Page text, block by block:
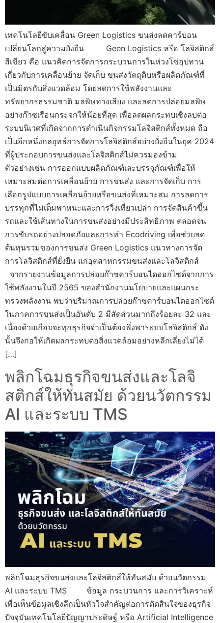
เทคโนโลยีขับเคลื่อน Green Logistics ขนส่งลดคาร์บอน
เปลี่ยนโลกสู่ความยั่งยืน Geen Logistics หรือ โลจิสติกส์
สีเขียว คือ แนวคิดการจัดการกระบวนการในห่วงโซ่อุปทาน
เกี่ยวกับการเคลื่อนย้าย จัดเก็บ ขนส่งวัตถุดิบหรือผลิตภัณฑ์ที่
เป็นมิตรกับสิ่งแวดล้อม โดยลดการใช้พลังงานและ
ทรัพยากรธรรมชาติ มลพิษทางเสียง และลดการปล่อยมลพิษ
อย่างก๊าซเรือนกระจกให้น้อยที่สุด เพื่อลดผลกระทบเชิงลบต่อ
ระบบนิเวศที่เกิดจากการดำเนินกิจกรรมโลจิสติกส์ทั้งหมด ถือ
เป็นอีกหนึ่งกลยุทธ์การจัดการโลจิสติกส์อย่างยั่งยืนในยุค 2024
ที่ผู้ประกอบการขนส่งและโลจิสติกส์ไม่ควรมองข้าม
ตัวอย่างเช่น การออกแบบผลิตภัณฑ์เละบรรจุภัณฑ์เพื่อให้
เหมาะสมต่อการเคลื่อนย้าย การขนส่ง และการจัดเก็บ การ
เลือกรูปแบบการเคลื่อนย้ายหรือขนส่งที่เหมาะสม การลดการ
บรรทุกที่ไม่เต็มพาหนะและการวิ่งเที่ยวเปล่า การจัดสินค้าขึ้น
รถและใช้เส้นทางในการขนส่งอย่างมีประสิทธิภาพ ตลอดจน
การขับรถอย่างปลอดภัยและการทำ Ecodriving เพื่อช่วยลด
ต้นทุนรวมของการขนส่ง Green Logistics แนวทางการจัด
การโลจิสติกส์ที่ยั่งยืน แก่อุตสาหกรรมขนส่งและโลจิสติกส์
จากรายงานข้อมูลการปล่อยก๊าซคาร์บอนไดออกไซด์จากการ
ใช้พลังงานในปี 2565 ของสำนักงานนโยบายและแผนกระ
ทรวงพลังงาน พบว่าปริมาณการปล่อยก๊าซคาร์บอนไดออกไซด์
ในภาคการขนส่งเป็นอันดับ 2 มีสัดส่วนมากถึงร้อยละ 32 และ
เนื่องด้วยเกือบจะทุกธุรกิจจำเป็นต้องพึ่งพาระบบโลจิสติกส์ ดัง
นั้นจึงก่อให้เกิดผลกระทบต่อสิ่งแวดล้อมอย่างหลีกเลี่ยงไม่ได้
[…]
พลิกโฉมธุรกิจขนส่งและโลจิ
สติกส์ให้ทันสมัย ด้วยนวัตกรรม
AI และระบบ TMS
พลิกโฉมธุรกิจขนส่งและโลจิสติกส์ให้ทันสมัย ด้วยนวัตกรรม
AI และระบบ TMS ข้อมูล กระบวนการ และการวิเคราะห์
เพื่อเห็นข้อมูลเชิงลึกเป็นหัวใจสำคัญต่อการตัดสินใจของธุรกิจ
ปัจจุบันเทคโนโลยีปัญญาประดิษฐ์ หรือ Artificial Intelligence